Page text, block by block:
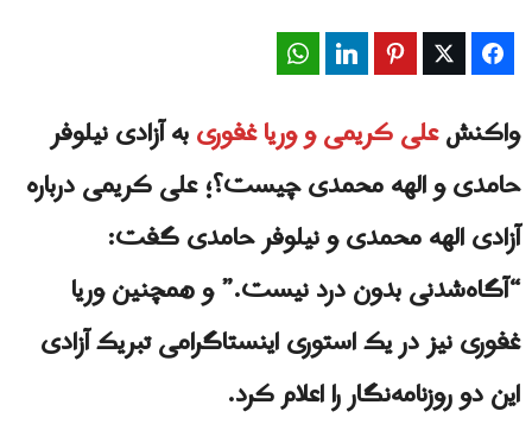
Facebook
Twitter
Pinterest
LinkedIn
واكنشعلی کریمی و وریا غفوریبه آزادی نیلوفر
حامدی و الهه محمدی چیست؟؛ علی کریمی درباره
آزادی الهه محمدی و نیلوفر حامدی گفت:
“آگاه‌شدنی بدون درد نیست.” و همچنین وریا
غفوری نیز در یک استوری اینستاگرامی تبریک آزادی
این دو روزنامه‌نگار را اعلام کرد.